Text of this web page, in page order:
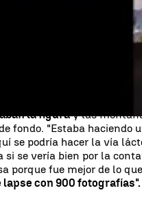
algo", así comienza el
Seguidamente la
Corazón de Jesús,
en un popular
la figuray las
fondo. "Estaba haciendo
se podría hacer la vía
si se vería bien por la
porque fue mejor de lo
lapse con 900 fotografías".